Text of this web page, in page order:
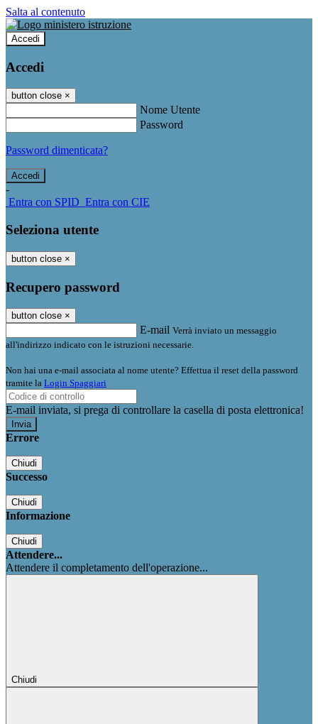
Salta al contenuto
Accedi
Accedi
button close ×
Nome Utente
Password
Password dimenticata?
-
Entra con SPID Entra con CIE
Seleziona utente
button close ×
Recupero password
button close ×
E-mail Verrà inviato un messaggio
all'indirizzo indicato con le istruzioni necessarie.
Non hai una e-mail associata al nome utente? Effettua il reset della password
tramite la Login Spaggiari
E-mail inviata, si prega di controllare la casella di posta elettronica!
Errore
Chiudi
Successo
Chiudi
Informazione
Chiudi
Attendere...
Attendere il completamento dell'operazione...
Chiudi